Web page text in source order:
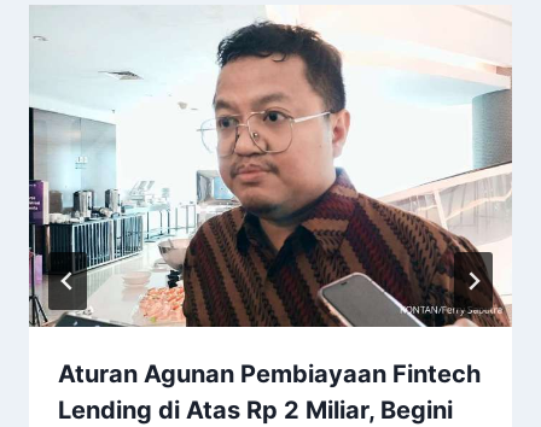
Aturan Agunan Pembiayaan Fintech
Lending di Atas Rp 2 Miliar, Begini